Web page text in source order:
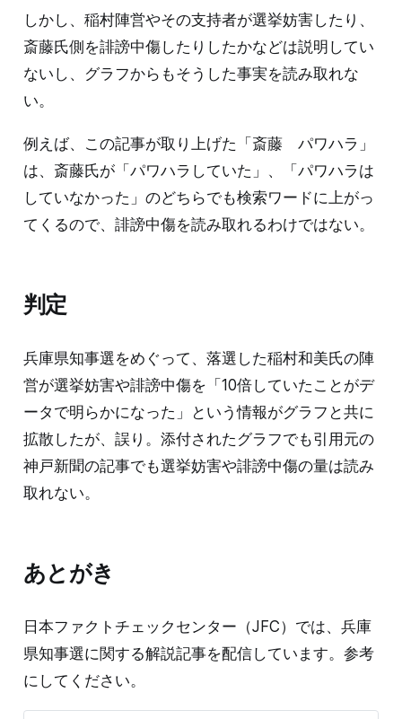
しかし、稲村陣営やその支持者が選挙妨害したり、
斎藤氏側を誹謗中傷したりしたかなどは説明してい
ないし、グラフからもそうした事実を読み取れな
い。
例えば、この記事が取り上げた「斎藤 パワハラ」
は、斎藤氏が「パワハラしていた」、「パワハラは
していなかった」のどちらでも検索ワードに上がっ
てくるので、誹謗中傷を読み取れるわけではない。
判定
兵庫県知事選をめぐって、落選した稲村和美氏の陣
営が選挙妨害や誹謗中傷を「10倍していたことがデ
ータで明らかになった」という情報がグラフと共に
拡散したが、誤り。添付されたグラフでも引用元の
神戸新聞の記事でも選挙妨害や誹謗中傷の量は読み
取れない。
あとがき
日本ファクトチェックセンター（JFC）では、兵庫
県知事選に関する解説記事を配信しています。参考
にしてください。